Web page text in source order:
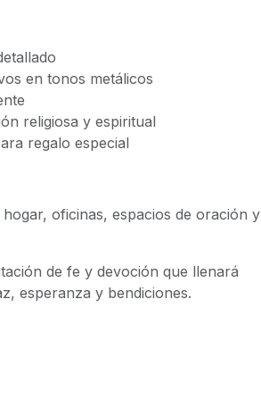
en tonos metálicos
religiosa y espiritual
regalo especial
oficinas, espacios de oración y
de fe y devoción que llenará
esperanza y bendiciones.